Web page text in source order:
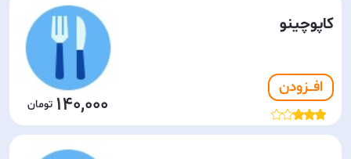
کاپوچینو
افـــزودن
140,000